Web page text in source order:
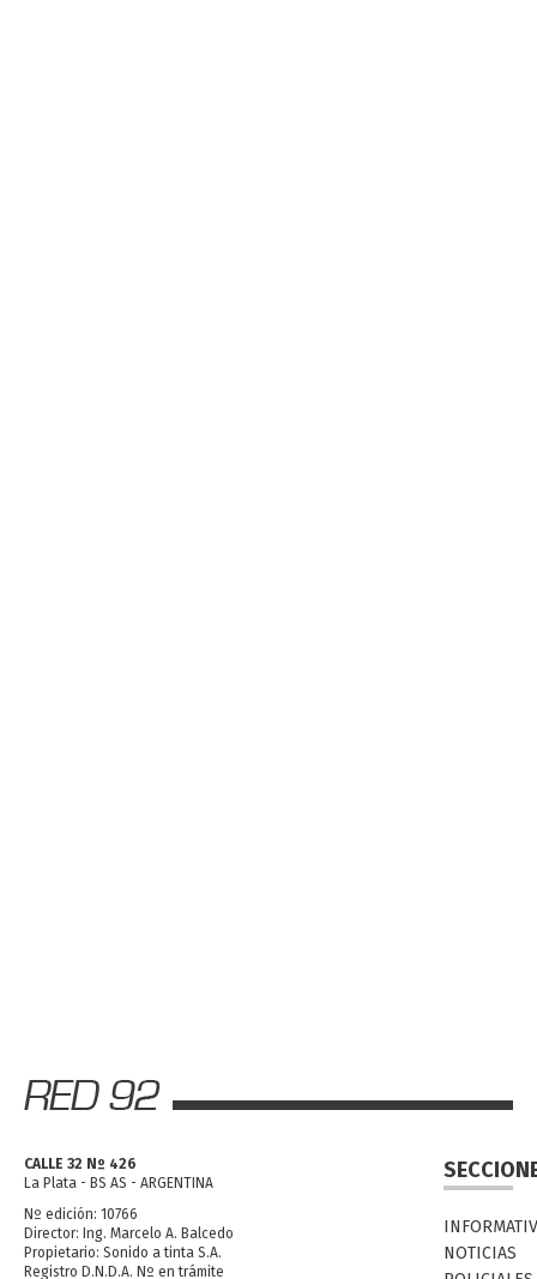
CALLE 32 Nº 426
La Plata - BS AS - ARGENTINA
Nº edición: 10766
Director: Ing. Marcelo A. Balcedo
Propietario: Sonido a tinta S.A.
Registro D.N.D.A. Nº en trámite
NOTICIAS